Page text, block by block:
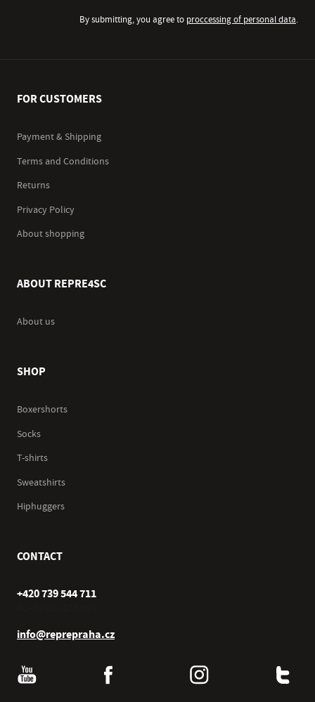
By submitting, you agree to proccessing of personal data.
FOR CUSTOMERS
Payment & Shipping
Terms and Conditions
Returns
Privacy Policy
About shopping
ABOUT REPRE4SC
About us
SHOP
Boxershorts
Socks
T-shirts
Sweatshirts
Hiphuggers
CONTACT
+420 739 544 711
info@reprepraha.cz